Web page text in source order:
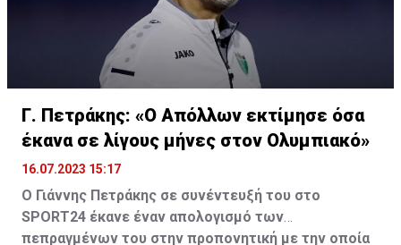
Γ. Πετράκης: «Ο Απόλλων εκτίμησε όσα
έκανα σε λίγους μήνες στον Ολυμπιακό»
16.07.2023 15:17
Ο Γιάννης Πετράκης σε συνέντευξή του στο
SPORT24 έκανε έναν απολογισμό των
πεπραγμένων του στην προπονητική με την οποία